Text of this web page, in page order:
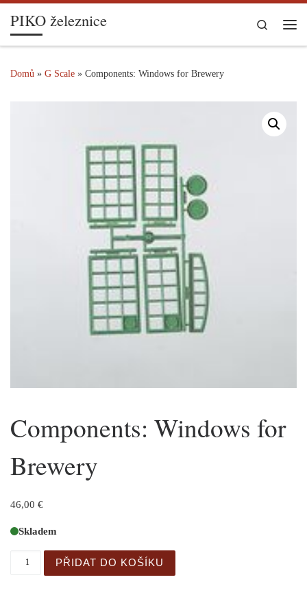
Skip to content
PIKO železnice
Search
Domů » G Scale » Components: Windows for Brewery
Components: Windows for
Brewery
46,00 €
Skladem
Components: Windows for Brewery množství
PŘIDAT DO KOŠÍKU